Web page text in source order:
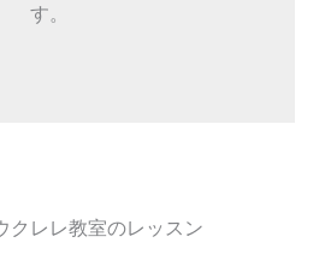
す。
クレレ教室のレッスン